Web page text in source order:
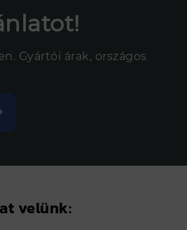
Gyártói árak, országos
velünk: